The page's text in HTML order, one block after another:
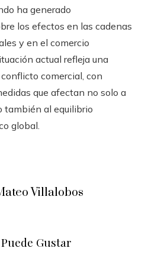
ha generado
los efectos en las cadenas
y en el comercio
actual refleja una
comercial, con
que afectan no solo a
también al equilibrio
global.​
Villalobos
Gustar